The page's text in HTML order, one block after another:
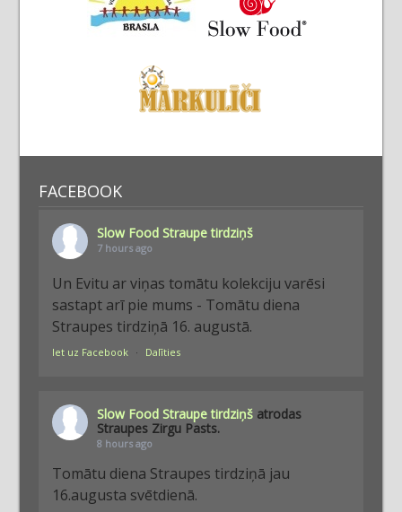
FACEBOOK
Slow Food Straupe tirdziņš
7 hours ago
Un Evitu ar viņas tomātu kolekciju varēsi
sastapt arī pie mums - Tomātu diena
Straupes tirdziņā 16. augustā.
Iet uz Facebook · Dalīties
Slow Food Straupe tirdziņš atrodas
Straupes Zirgu Pasts.
8 hours ago
Tomātu diena Straupes tirdziņā jau
16.augusta svētdienā.